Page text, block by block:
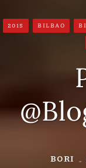
2015 BILBAO
BORI